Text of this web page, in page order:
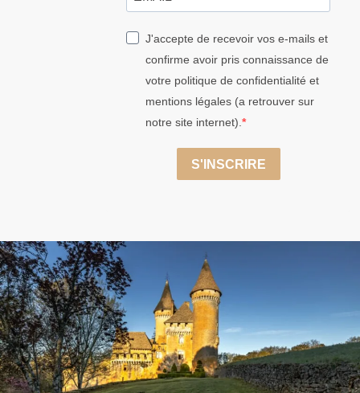
J'accepte de recevoir vos e-mails et
confirme avoir pris connaissance de
votre politique de confidentialité et
mentions légales (a retrouver sur
notre site internet).
S'INSCRIRE